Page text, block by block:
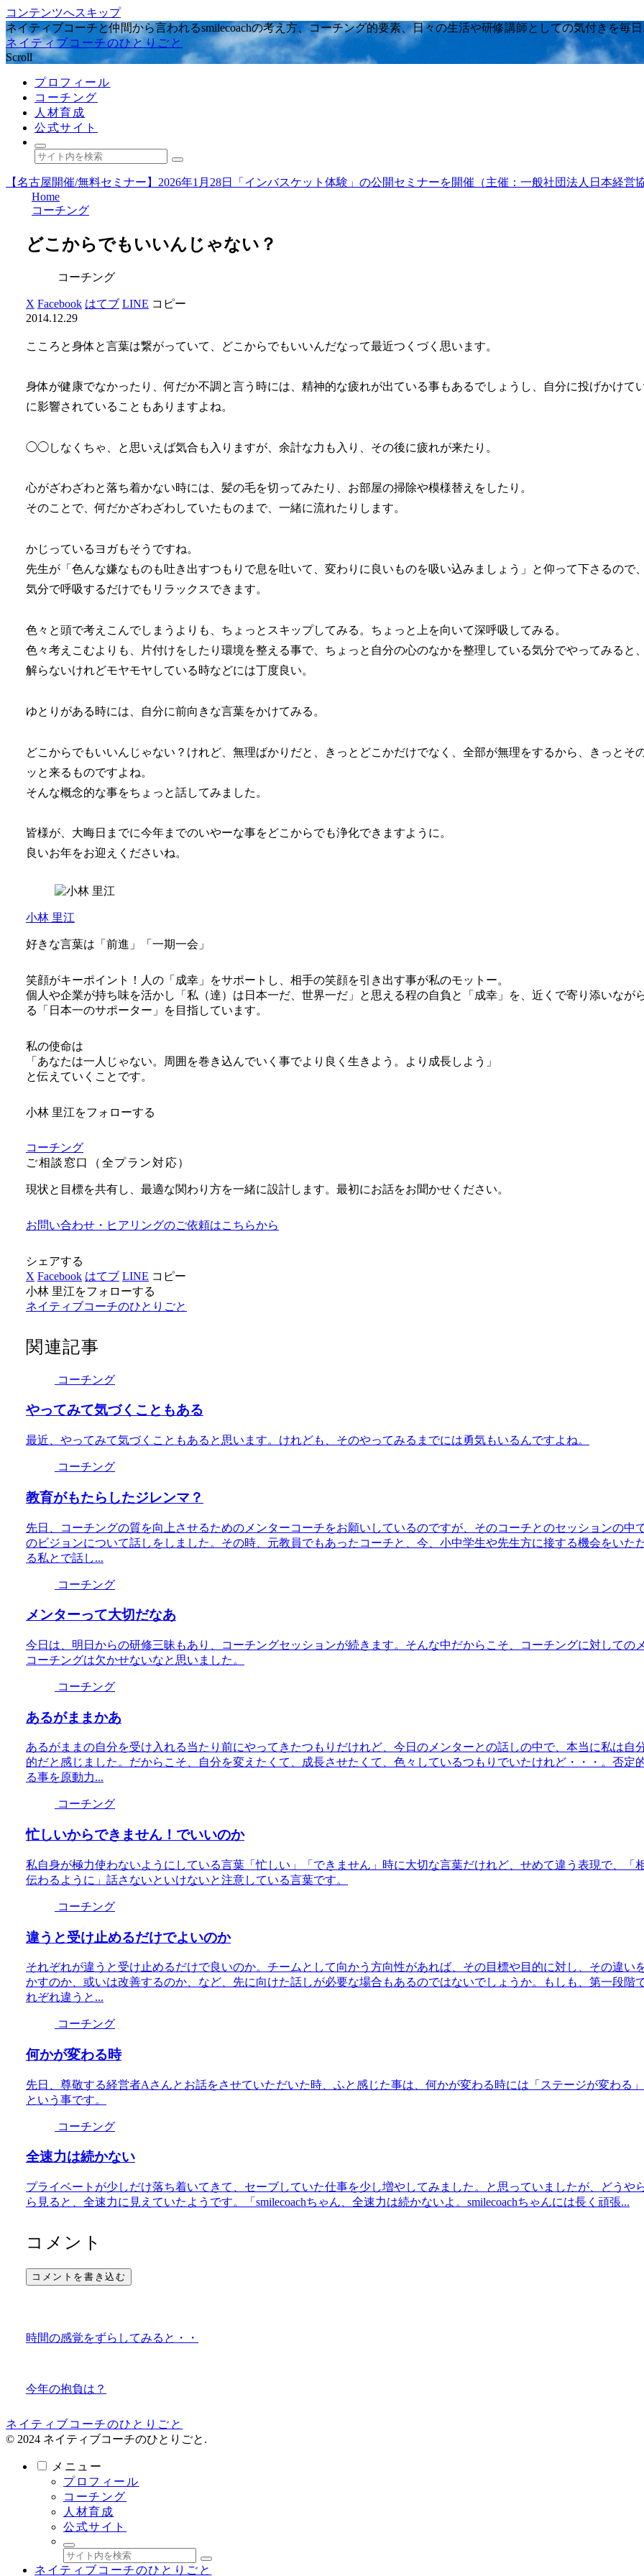
コンテンツへスキップ
ネイティブコーチと仲間から言われるsmilecoachの考え方、コーチング的要素、日々の生活や研修講師としての気付きを毎
ネイティブコーチのひとりごと
Scroll
プロフィール
コーチング
人材育成
公式サイト
【名古屋開催/無料セミナー】2026年1月28日「インバスケット体験」の公開セミナーを開催（主催：一般社団法人日本経営
Home
コーチング
どこからでもいいんじゃない？
コーチング
X Facebook はてブ LINE コピー
2014.12.29
こころと身体と言葉は繋がっていて、どこからでもいいんだなって最近つくづく思います。
身体が健康でなかったり、何だか不調と言う時には、精神的な疲れが出ている事もあるでしょうし、自分に投げかけて
に影響されていることもありますよね。
◯◯しなくちゃ、と思いえば気合も入りますが、余計な力も入り、その後に疲れが来たり。
心がざわざわと落ち着かない時には、髪の毛を切ってみたり、お部屋の掃除や模様替えをしたり。
そのことで、何だかざわざわしていたものまで、一緒に流れたりします。
かじっているヨガもそうですね。
先生が「色んな嫌なものも吐き出すつもりで息を吐いて、変わりに良いものを吸い込みましょう」と仰って下さるので
気分で呼吸するだけでもリラックスできます。
色々と頭で考えこんでしまうよりも、ちょっとスキップしてみる。ちょっと上を向いて深呼吸してみる。
色々考えこむよりも、片付けをしたり環境を整える事で、ちょっと自分の心のなかを整理している気分でやってみると
解らないけれどモヤモヤしている時などには丁度良い。
ゆとりがある時には、自分に前向きな言葉をかけてみる。
どこからでもいいんじゃない？けれど、無理ばかりだと、きっとどこかだけでなく、全部が無理をするから、きっとそ
ッと来るものですよね。
そんな概念的な事をちょっと話してみました。
皆様が、大晦日までに今年までのいやーな事をどこからでも浄化できますように。
良いお年をお迎えくださいね。
小林 里江
好きな言葉は「前進」「一期一会」
笑顔がキーポイント！人の「成幸」をサポートし、相手の笑顔を引き出す事が私のモットー。
個人や企業が持ち味を活かし「私（達）は日本一だ、世界一だ」と思える程の自負と「成幸」を、近くで寄り添いなが
る「日本一のサポーター」を目指しています。
私の使命は
「あなたは一人じゃない。周囲を巻き込んでいく事でより良く生きよう。より成長しよう」
と伝えていくことです。
小林 里江をフォローする
コーチング
ご相談窓口（全プラン対応）
現状と目標を共有し、最適な関わり方を一緒に設計します。最初にお話をお聞かせください。
お問い合わせ・ヒアリングのご依頼はこちらから
シェアする
X Facebook はてブ LINE コピー
小林 里江をフォローする
ネイティブコーチのひとりごと
関連記事
コーチング
やってみて気づくこともある
最近、やってみて気づくこともあると思います。けれども、そのやってみるまでには勇気もいるんですよね。
コーチング
教育がもたらしたジレンマ？
先日、コーチングの質を向上させるためのメンターコーチをお願いしているのですが、そのコーチとのセッションの中
のビジョンについて話しをしました。その時、元教員でもあったコーチと、今、小中学生や先生方に接する機会をいた
る私とで話し...
コーチング
メンターって大切だなあ
今日は、明日からの研修三昧もあり、コーチングセッションが続きます。そんな中だからこそ、コーチングに対しての
コーチングは欠かせないなと思いました。
コーチング
あるがままかあ
あるがままの自分を受け入れる当たり前にやってきたつもりだけれど、今日のメンターとの話しの中で、本当に私は自
的だと感じました。だからこそ、自分を変えたくて、成長させたくて、色々しているつもりでいたけれど・・・。否定
る事を原動力...
コーチング
忙しいからできません！でいいのか
私自身が極力使わないようにしている言葉「忙しい」「できません」時に大切な言葉だけれど、せめて違う表現で、「
伝わるように」話さないといけないと注意している言葉です。
コーチング
違うと受け止めるだけでよいのか
それぞれが違うと受け止めるだけで良いのか。チームとして向かう方向性があれば、その目標や目的に対し、その違い
かすのか、或いは改善するのか、など、先に向けた話しが必要な場合もあるのではないでしょうか。もしも、第一段階
れぞれ違うと...
コーチング
何かが変わる時
先日、尊敬する経営者Aさんとお話をさせていただいた時、ふと感じた事は、何かが変わる時には「ステージが変わる
という事です。
コーチング
全速力は続かない
プライベートが少しだけ落ち着いてきて、セーブしていた仕事を少し増やしてみました。と思っていましたが、どうや
ら見ると、全速力に見えていたようです。「smilecoachちゃん、全速力は続かないよ。smilecoachちゃんには長く頑張...
コメント
コメントを書き込む
時間の感覚をずらしてみると・・
今年の抱負は？
ネイティブコーチのひとりごと
© 2024 ネイティブコーチのひとりごと.
メニュー
プロフィール
コーチング
人材育成
公式サイト
ネイティブコーチのひとりごと